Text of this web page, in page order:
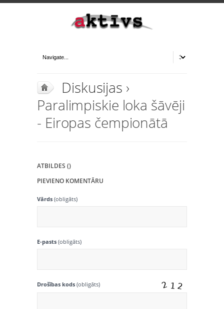
Diskusijas ›
Paralimpiskie loka šāvēji
- Eiropas čempionātā
ATBILDES ()
PIEVIENO KOMENTĀRU
Vārds (obligāts)
E-pasts (obligāts)
Drošības kods (obligāts)